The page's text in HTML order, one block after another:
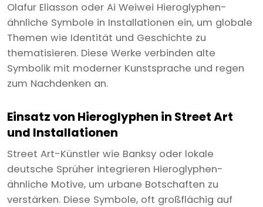
Olafur Eliasson oder Ai Weiwei Hieroglyphen-
ähnliche Symbole in Installationen ein, um globale
Themen wie Identität und Geschichte zu
thematisieren. Diese Werke verbinden alte
Symbolik mit moderner Kunstsprache und regen
zum Nachdenken an.
Einsatz von Hieroglyphen in Street Art
und Installationen
Street Art-Künstler wie Banksy oder lokale
deutsche Sprüher integrieren Hieroglyphen-
ähnliche Motive, um urbane Botschaften zu
verstärken. Diese Symbole, oft großflächig auf